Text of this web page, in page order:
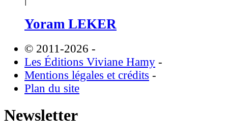
Yoram LEKER
© 2011-2026 -
Les Éditions Viviane Hamy -
Mentions légales et crédits -
Plan du site
Newsletter